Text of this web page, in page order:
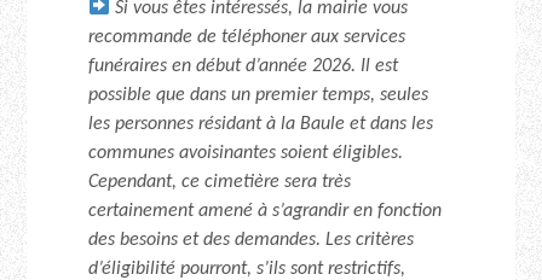
Si vous êtes intéressés, la mairie vous
recommande de téléphoner aux services
funéraires en début d’année 2026. Il est
possible que dans un premier temps, seules
les personnes résidant à la Baule et dans les
communes avoisinantes soient éligibles.
Cependant, ce cimetière sera très
certainement amené à s’agrandir en fonction
des besoins et des demandes. Les critères
d’éligibilité pourront, s’ils sont restrictifs,